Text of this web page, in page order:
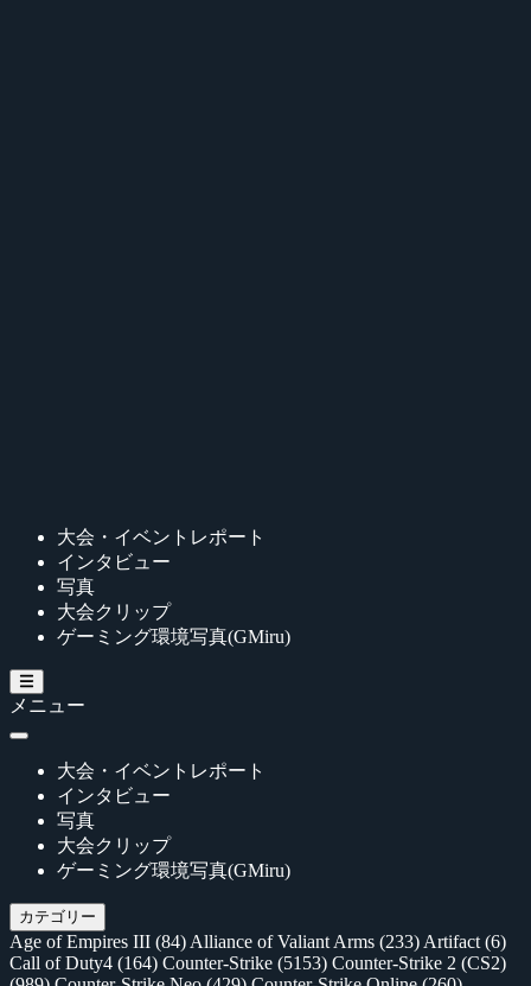
大会・イベントレポート
インタビュー
写真
大会クリップ
ゲーミング環境写真(GMiru)
メニュー
大会・イベントレポート
インタビュー
写真
大会クリップ
ゲーミング環境写真(GMiru)
カテゴリー
Age of Empires III (84) Alliance of Valiant Arms (233) Artifact (6)
Call of Duty4 (164) Counter-Strike (5153) Counter-Strike 2 (CS2)